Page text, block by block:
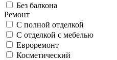
Без балкона
Ремонт
С полной отделкой
С отделкой с мебелью
Евроремонт
Косметический